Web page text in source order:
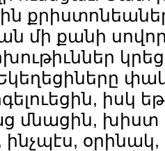
մի քանի
իսկ
մնացին,
օրինակ,